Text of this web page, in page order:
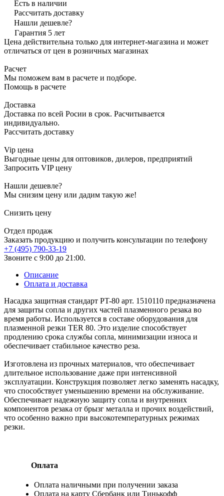
Есть в наличии
Рассчитать доставку
Нашли дешевле?
Гарантия 5 лет
Цена действительна только для интернет-магазина и может
отличаться от цен в розничных магазинах
Расчет
Мы поможем вам в расчете и подборе.
Помощь в расчете
Доставка
Доставка по всей Росии в срок. Расчитывается
индивидуально.
Рассчитать доставку
Vip цена
Выгодные цены для оптовиков, дилеров, предприятий
Запросить VIP цену
Нашли дешевле?
Мы снизим цену или дадим такую же!
Снизить цену
Отдел продаж
Заказать продукцию и получить консультации по телефону
+7 (495) 790-33-19
Звоните с 9:00 до 21:00.
Описание
Оплата и доставка
Насадка защитная стандарт PT-80 арт. 1510110 предназначена
для защиты сопла и других частей плазменного резака во
время работы. Используется в составе оборудования для
плазменной резки TER 80. Это изделие способствует
продлению срока службы сопла, минимизации износа и
обеспечивает стабильное качество реза.
Изготовлена из прочных материалов, что обеспечивает
длительное использование даже при интенсивной
эксплуатации. Конструкция позволяет легко заменять насадку,
что способствует уменьшению времени на обслуживание.
Обеспечивает надежную защиту сопла и внутренних
компонентов резака от брызг металла и прочих воздействий,
что особенно важно при высокотемпературных режимах
резки.
Оплата
Оплата наличными при получении заказа
Оплата на карту Сбербанк или Тинькофф